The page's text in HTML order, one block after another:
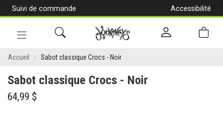
Suivi de commande
Accessibilité
en
Sabot
classique
Crocs
Accueil Sabot classique Crocs - Noir
Sabot classique Crocs - Noir
64,99 $